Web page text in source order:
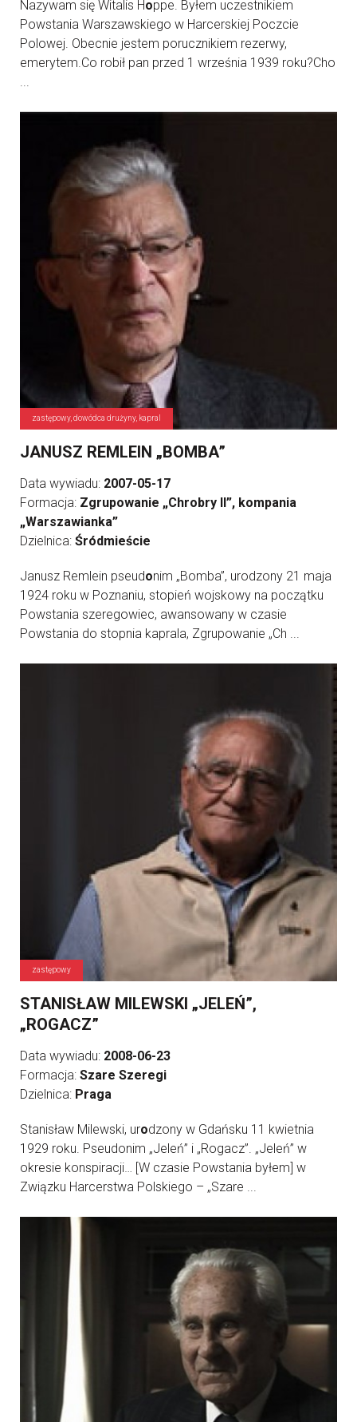
Nazywam się Witalis Hoppe. Byłem uczestnikiem
Powstania Warszawskiego w Harcerskiej Poczcie
Polowej. Obecnie jestem porucznikiem rezerwy,
emerytem.Co robił pan przed 1 września 1939 roku?Cho
...
zastępowy, dowódca drużyny, kapral
JANUSZ REMLEIN „BOMBA”
Data wywiadu: 2007-05-17
Formacja: Zgrupowanie „Chrobry II”, kompania
„Warszawianka”
Dzielnica: Śródmieście
Janusz Remlein pseudonim „Bomba”, urodzony 21 maja
1924 roku w Poznaniu, stopień wojskowy na początku
Powstania szeregowiec, awansowany w czasie
Powstania do stopnia kaprala, Zgrupowanie „Ch ...
zastępowy
STANISŁAW MILEWSKI „JELEŃ”,
„ROGACZ”
Data wywiadu: 2008-06-23
Formacja: Szare Szeregi
Dzielnica: Praga
Stanisław Milewski, urodzony w Gdańsku 11 kwietnia
1929 roku. Pseudonim „Jeleń” i „Rogacz”. „Jeleń” w
okresie konspiracji… [W czasie Powstania byłem] w
Związku Harcerstwa Polskiego – „Szare ...